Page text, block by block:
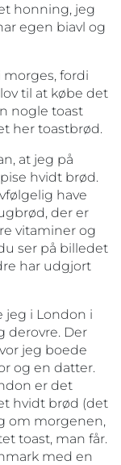
honning, jeg
egen biavl og
fordi
til at købe det
nogle toast
her toastbrød.
at jeg på
hvidt brød.
have
der er
vitaminer og
ser på billedet
har udgjort
jeg i London i
derovre. Der
jeg boede
og en datter.
er det
hvidt brød (det
om morgenen,
toast, man får.
med en